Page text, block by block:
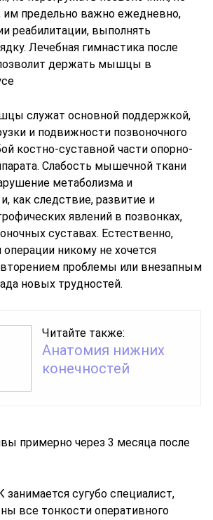
им предельно важно ежедневно,
реабилитации, выполнять
Лечебная гимнастика после
держать мышцы в
служат основной поддержкой,
и подвижности позвоночного
костно-суставной части опорно-
Слабость мышечной ткани
метаболизма и
как следствие, развитие и
явлений в позвонках,
суставах. Естественно,
никому не хочется
проблемы или внезапным
новых трудностей.
Читайте также:
Анатомия нижних
конечностей
примерно через 3 месяца после
сугубо специалист,
все тонкости оперативного